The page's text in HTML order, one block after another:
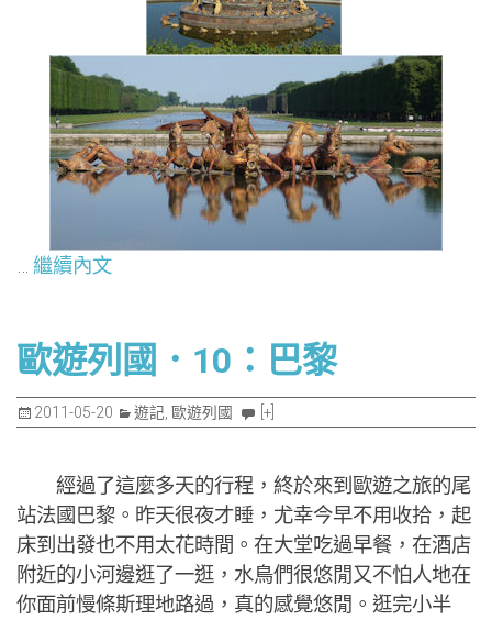
繼續內文
歐遊列國．10：巴黎
2011-05-20 遊記 歐遊列國 [+]
經過了這麼多天的行程，終於來到歐遊之旅的尾
站法國巴黎。昨天很夜才睡，尤幸今早不用收拾，起
床到出發也不用太花時間。在大堂吃過早餐，在酒店
附近的小河邊逛了一逛，水鳥們很悠閒又不怕人地在
你面前慢條斯理地路過，真的感覺悠閒。逛完小半